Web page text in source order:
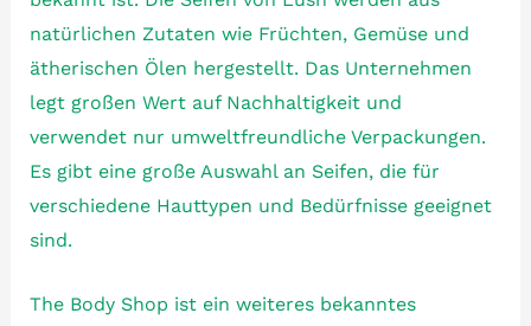
natürlichen Zutaten wie Früchten, Gemüse und
ätherischen Ölen hergestellt. Das Unternehmen
legt großen Wert auf Nachhaltigkeit und
verwendet nur umweltfreundliche Verpackungen.
Es gibt eine große Auswahl an Seifen, die für
verschiedene Hauttypen und Bedürfnisse geeignet
sind.
The Body Shop ist ein weiteres bekanntes